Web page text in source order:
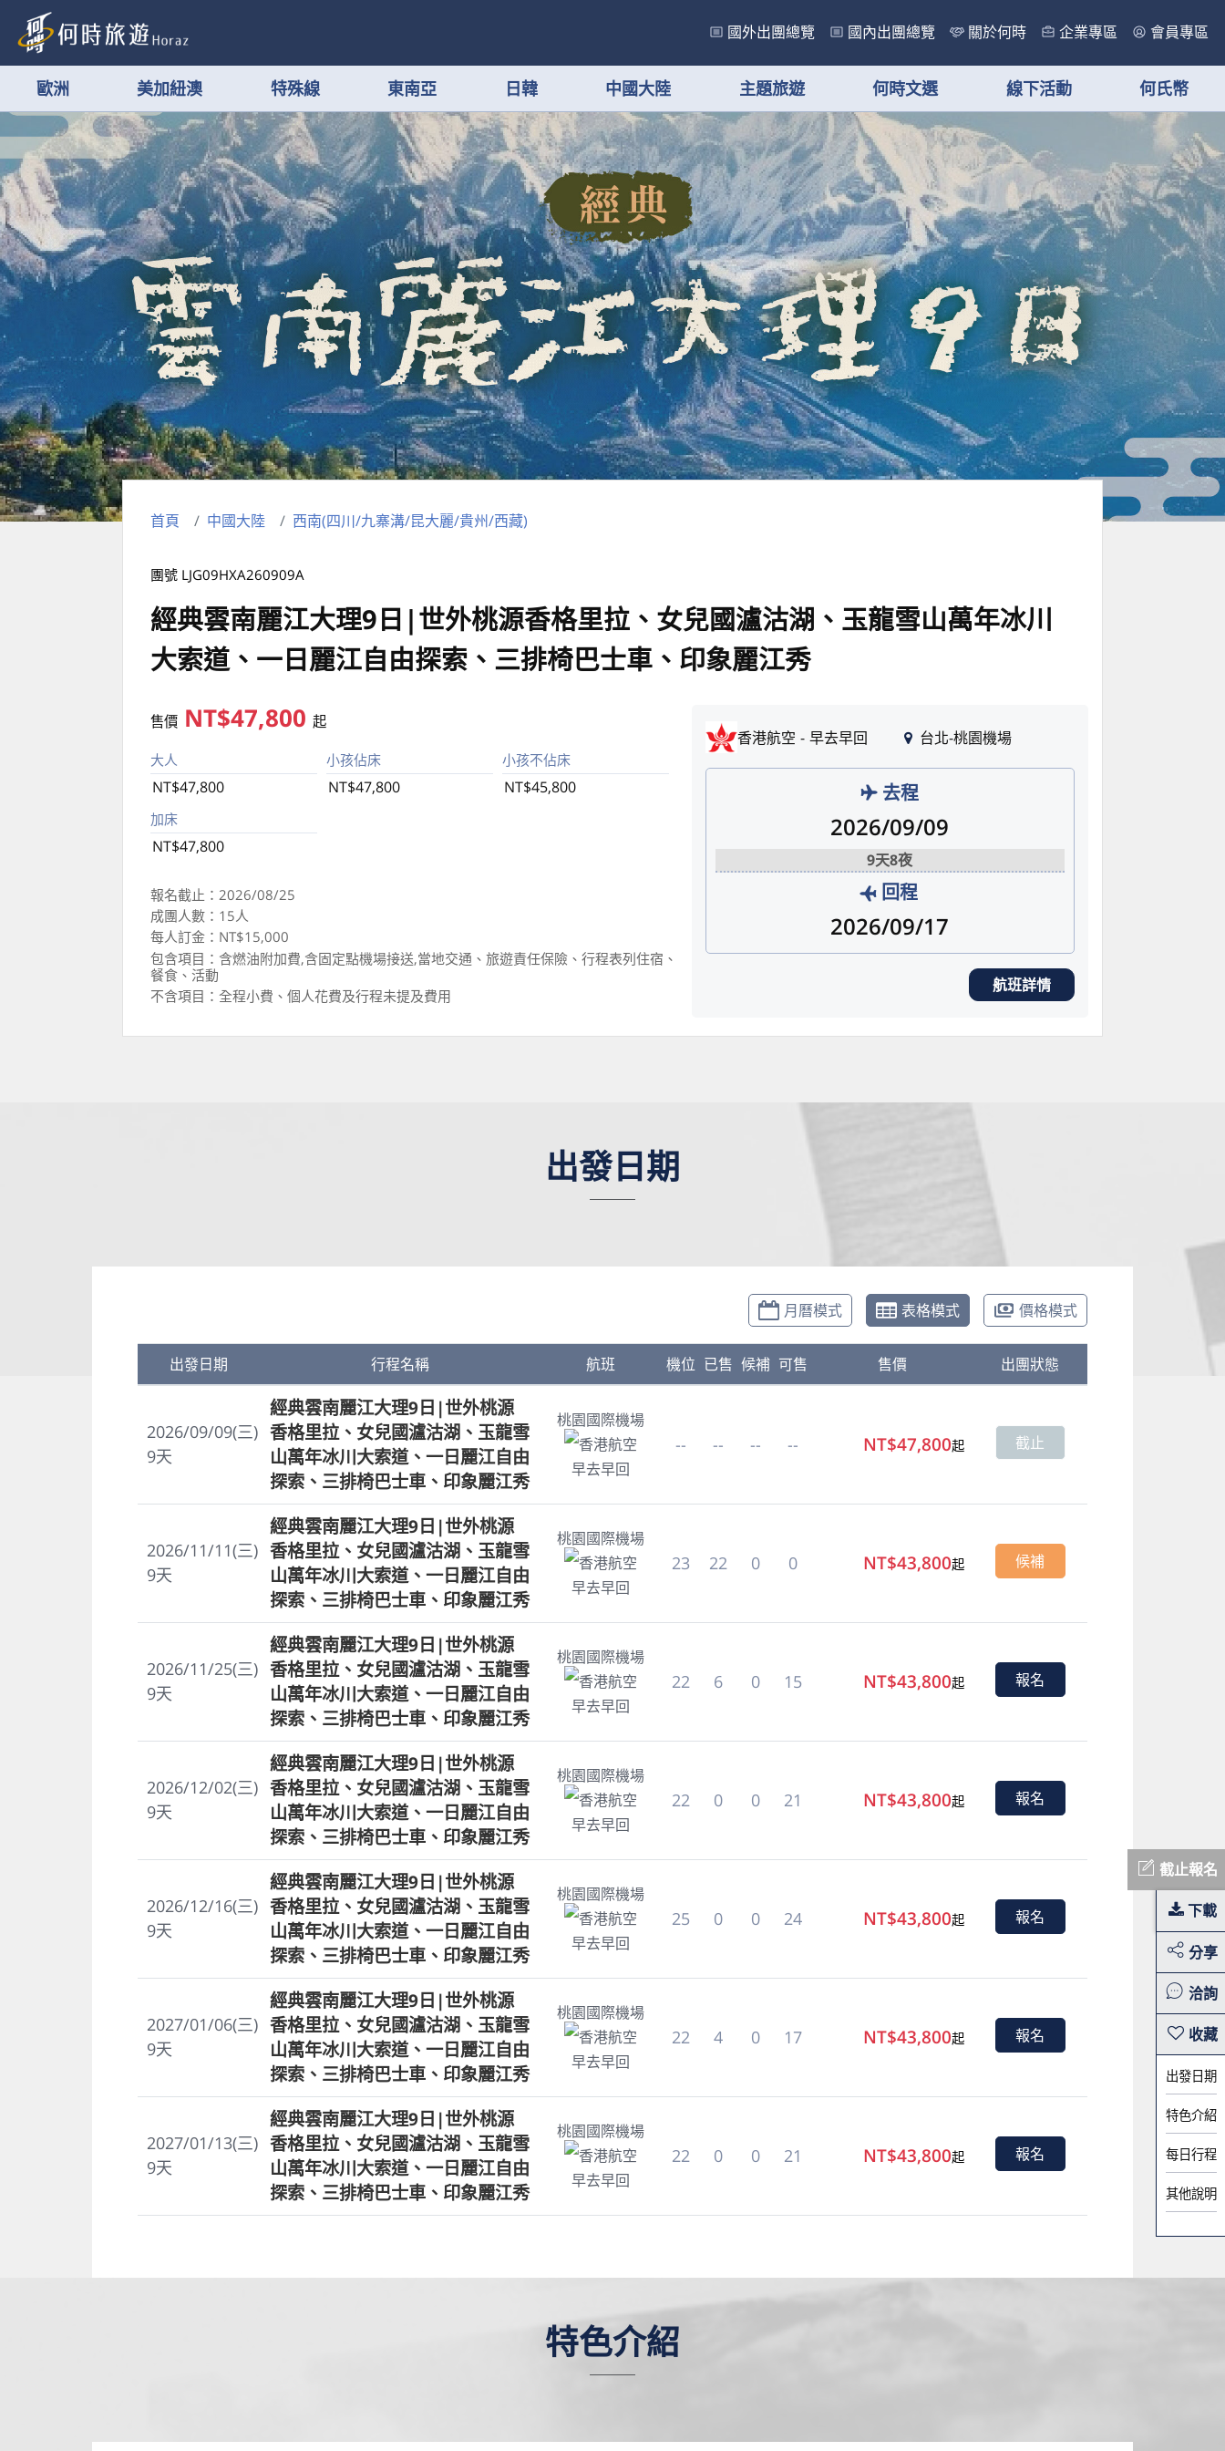
國外出團總覽 國內出團總覽 關於何時 企業專區 會員專區
歐洲 美加紐澳 特殊線 東南亞 日韓 中國大陸 主題旅遊 何時文選 線下活動 何氏幣
截止報名
下載
分享
洽詢
特色介紹
每日行程
其他說明
出發日期
首頁 中國大陸 西南(四川/九寨溝/昆大麗/貴州/西藏)
團號 LJG09HXA260909A
經典雲南麗江大理9日|世外桃源香格里拉、女兒國瀘沽湖、玉龍雪山萬年冰川
大索道、一日麗江自由探索、三排椅巴士車、印象麗江秀
售價 NT$47,800起
大人
NT$47,800
小孩佔床
NT$47,800
小孩不佔床
NT$45,800
加床
NT$47,800
報名截止：2026/08/25
成團人數：15人
每人訂金：NT$15,000
包含項目：含燃油附加費,含固定點機場接送,當地交通、旅遊責任保險、行程表列住宿、
餐食、活動
不含項目：全程小費、個人花費及行程未提及費用
香港航空 早去早回 台北-桃園機場
去程
2026/09/09
9天8夜
回程
2026/09/17
航班詳情
特色介紹
出發日期
月曆模式 表格模式 價格模式
出發日期 行程名稱 航班 機位 已售 候補 可售 售價 出團狀態
2026/09/09(三)
9天
經典雲南麗江大理9日|世外桃源
香格里拉、女兒國瀘沽湖、玉龍雪
山萬年冰川大索道、一日麗江自由
探索、三排椅巴士車、印象麗江秀
桃園國際機場
香港航空
早去早回
-- -- -- -- NT$47,800起 截止
2026/11/11(三)
9天
經典雲南麗江大理9日|世外桃源
香格里拉、女兒國瀘沽湖、玉龍雪
山萬年冰川大索道、一日麗江自由
探索、三排椅巴士車、印象麗江秀
桃園國際機場
香港航空
早去早回
23 22 0 0 NT$43,800起 候補
2026/11/25(三)
9天
經典雲南麗江大理9日|世外桃源
香格里拉、女兒國瀘沽湖、玉龍雪
山萬年冰川大索道、一日麗江自由
探索、三排椅巴士車、印象麗江秀
桃園國際機場
香港航空
早去早回
22 6 0 15 NT$43,800起 報名
2026/12/02(三)
9天
經典雲南麗江大理9日|世外桃源
香格里拉、女兒國瀘沽湖、玉龍雪
山萬年冰川大索道、一日麗江自由
探索、三排椅巴士車、印象麗江秀
桃園國際機場
香港航空
早去早回
22 0 0 21 NT$43,800起 報名
2026/12/16(三)
9天
經典雲南麗江大理9日|世外桃源
香格里拉、女兒國瀘沽湖、玉龍雪
山萬年冰川大索道、一日麗江自由
探索、三排椅巴士車、印象麗江秀
桃園國際機場
香港航空
早去早回
25 0 0 24 NT$43,800起 報名
2027/01/06(三)
9天
經典雲南麗江大理9日|世外桃源
香格里拉、女兒國瀘沽湖、玉龍雪
山萬年冰川大索道、一日麗江自由
探索、三排椅巴士車、印象麗江秀
桃園國際機場
香港航空
早去早回
22 4 0 17 NT$43,800起 報名
2027/01/13(三)
9天
經典雲南麗江大理9日|世外桃源
香格里拉、女兒國瀘沽湖、玉龍雪
山萬年冰川大索道、一日麗江自由
探索、三排椅巴士車、印象麗江秀
桃園國際機場
香港航空
早去早回
22 0 0 21 NT$43,800起 報名